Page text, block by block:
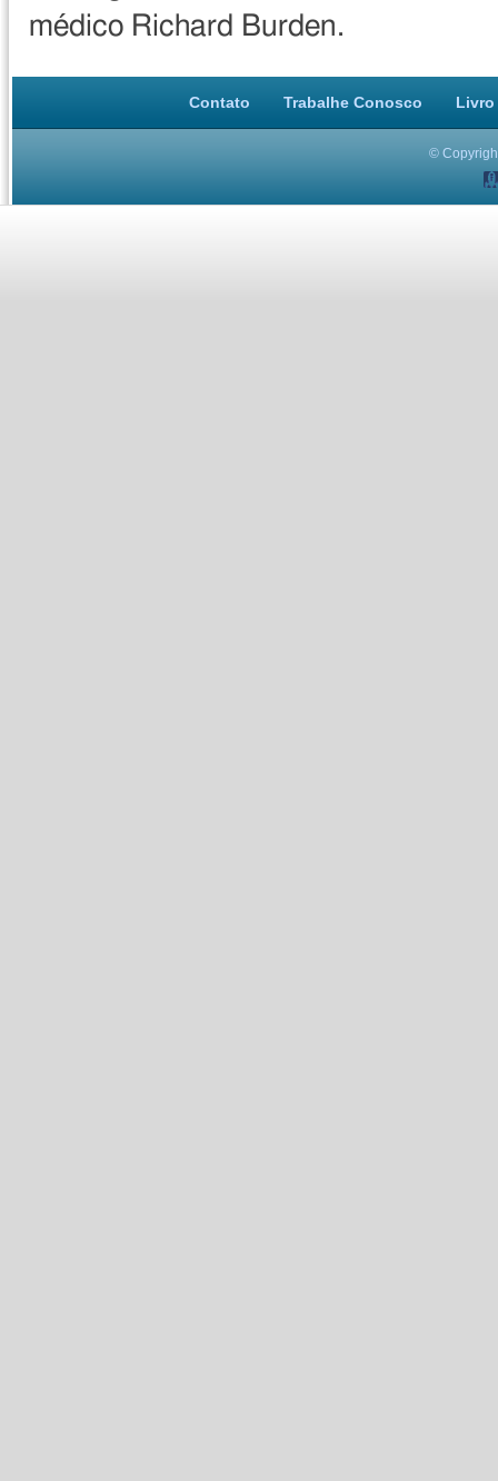
médico Richard Burden.
Contato Trabalhe Conosco Livro
©